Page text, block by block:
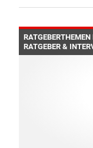
RATGEBER &